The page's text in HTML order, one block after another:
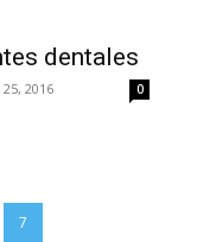
dentales
2016 0
7